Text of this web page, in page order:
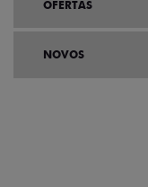
OFERTAS
NOVOS